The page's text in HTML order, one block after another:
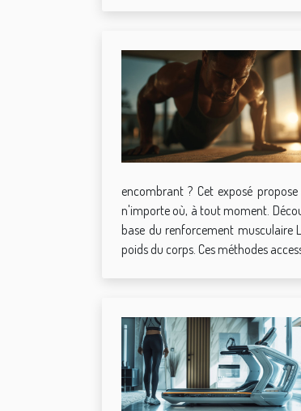
encombrant ? Cet exposé
n'importe où, à tout moment.
base du renforcement musculaire
poids du corps. Ces méthodes